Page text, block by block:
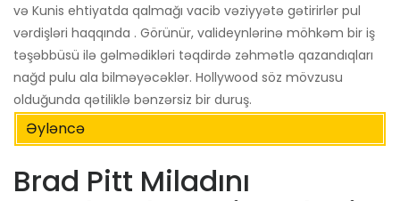
və Kunis ehtiyatda qalmağı vacib vəziyyətə gətirirlər pul
vərdişləri haqqında . Görünür, valideynlərinə möhkəm bir iş
təşəbbüsü ilə gəlmədikləri təqdirdə zəhmətlə qazandıqları
nağd pulu ala bilməyəcəklər. Hollywood söz mövzusu
olduğunda qətiliklə bənzərsiz bir duruş.
Əyləncə
Brad Pitt Miladını